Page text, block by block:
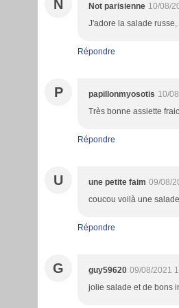
N Not parisienne 10/08/
J'adore la salade
Répondre
P papillonmyosotis 10/
Très bonne assiette
Répondre
U une petite faim 09/08/
coucou voilà une
Répondre
G guy59620 09/08/2021
jolie salade et de bons